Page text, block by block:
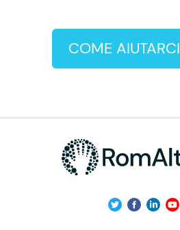
COME AIUTARCI